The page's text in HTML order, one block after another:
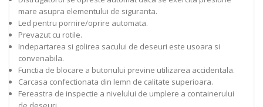
mare asupra elementului de siguranta.
Led pentru pornire/oprire automata.
Prevazut cu rotile.
Indepartarea si golirea sacului de deseuri este usoara si
convenabila.
Functia de blocare a butonului previne utilizarea accidentala.
Carcasa confectionata din lemn de calitate superioara.
Fereastra de inspectie a nivelului de umplere a containerului